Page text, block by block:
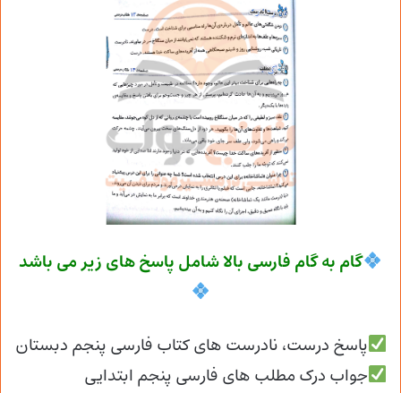
گام به گام فارسی بالا شامل پاسخ های زیر می باشد
پاسخ درست، نادرست های کتاب فارسی پنجم دبستان
جواب درک مطلب های فارسی پنجم ابتدایی